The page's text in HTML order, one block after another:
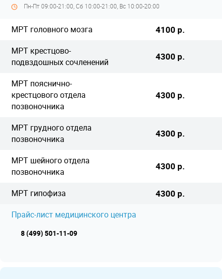
Пн-Пт 09:00-21:00, Сб 10:00-21:00, Вс 10:00-20:00
МРТ головного мозга 4100 р.
МРТ крестцово-
подвздошных сочленений
4300 р.
МРТ пояснично-
крестцового отдела
позвоночника
4300 р.
МРТ грудного отдела
позвоночника
4300 р.
МРТ шейного отдела
позвоночника
4300 р.
МРТ гипофиза 4300 р.
Прайс-лист медицинского центра
8 (499) 501-11-09